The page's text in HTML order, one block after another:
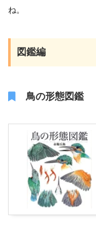
ね。
図鑑編
鳥の形態図鑑